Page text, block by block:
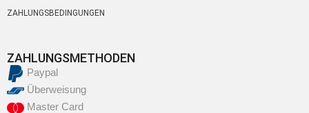
ZAHLUNGSBEDINGUNGEN
ZAHLUNGSMETHODEN
Paypal
Überweisung
Master Card